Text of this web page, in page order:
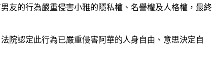
友的行為嚴重侵害小雅的隱私權、名譽權及人格權，最終
院認定此行為已嚴重侵害阿華的人身自由、意思決定自